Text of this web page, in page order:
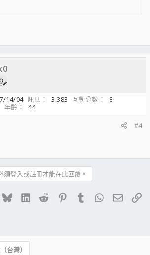
7/14/04 訊息 3,383 互動分數
8
年齡
44
#4
須登入或註冊才能在此回覆。
BlueskyLinkedIn
Reddit PinterestTumblrWhatsApp
電子
台灣）